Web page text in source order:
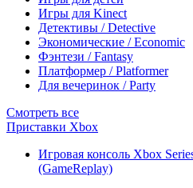
Игры для Kinect
Детективы / Detective
Экономические / Economic
Фэнтези / Fantasy
Платформер / Platformer
Для вечеринок / Party
Смотреть все
Приставки Xbox
Игровая консоль Xbox
(GameReplay)